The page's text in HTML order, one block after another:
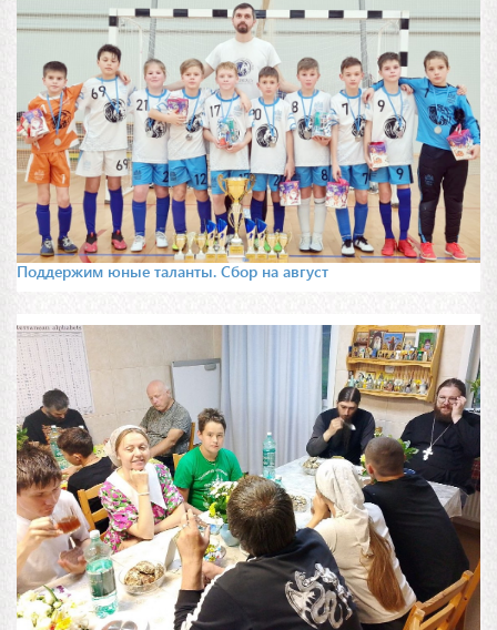
Поддержим юные таланты. Сбор на август